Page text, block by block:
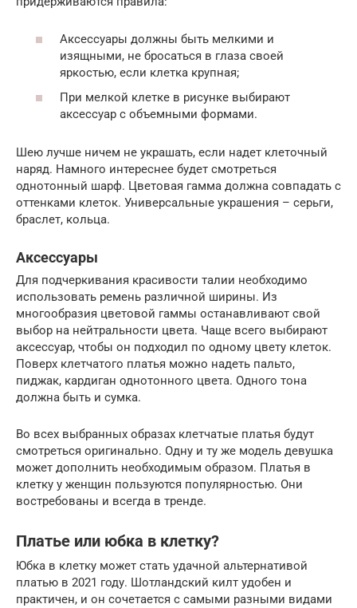
Аксессуары должны быть мелкими и
изящными, не бросаться в глаза своей
яркостью, если клетка крупная;
При мелкой клетке в рисунке выбирают
аксессуар с объемными формами.
Шею лучше ничем не украшать, если надет клеточный
наряд. Намного интереснее будет смотреться
однотонный шарф. Цветовая гамма должна совпадать с
оттенками клеток. Универсальные украшения – серьги,
браслет, кольца.
Аксессуары
Для подчеркивания красивости талии необходимо
использовать ремень различной ширины. Из
многообразия цветовой гаммы останавливают свой
выбор на нейтральности цвета. Чаще всего выбирают
аксессуар, чтобы он подходил по одному цвету клеток.
Поверх клетчатого платья можно надеть пальто,
пиджак, кардиган однотонного цвета. Одного тона
должна быть и сумка.
Во всех выбранных образах клетчатые платья будут
смотреться оригинально. Одну и ту же модель девушка
может дополнить необходимым образом. Платья в
клетку у женщин пользуются популярностью. Они
востребованы и всегда в тренде.
Платье или юбка в клетку?
Юбка в клетку может стать удачной альтернативой
платью в 2021 году. Шотландский килт удобен и
практичен, и он сочетается с самыми разными видами